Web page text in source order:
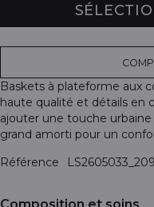
Baskets à plateforme aux
haute qualité et détails en
ajouter une touche
grand amorti pour un
Référence
LS2605033_209